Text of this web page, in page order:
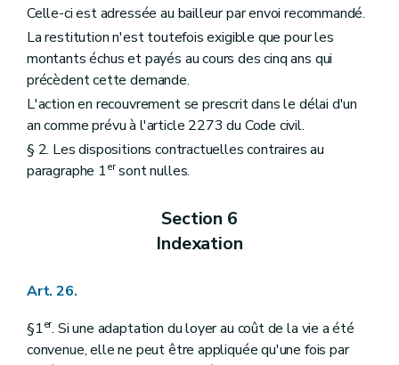
Celle-ci est adressée au bailleur par envoi recommandé.
La restitution n'est toutefois exigible que pour les
montants échus et payés au cours des cinq ans qui
précèdent cette demande.
L'action en recouvrement se prescrit dans le délai d'un
an comme prévu à l'article 2273 du Code civil.
§ 2. Les dispositions contractuelles contraires au
paragraphe 1ersont nulles.
Section 6
Indexation
Art. 26.
§1er. Si une adaptation du loyer au coût de la vie a été
convenue, elle ne peut être appliquée qu'une fois par